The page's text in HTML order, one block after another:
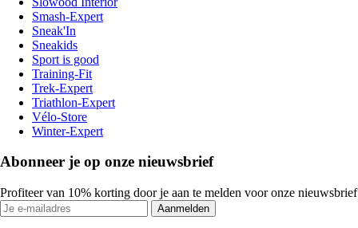
Smash-Expert
Sneak'In
Sneakids
Sport is good
Training-Fit
Trek-Expert
Triathlon-Expert
Vélo-Store
Winter-Expert
Abonneer je op onze nieuwsbrief
Profiteer van 10% korting door je aan te melden voor onze nieuwsbrief
Aanmelden